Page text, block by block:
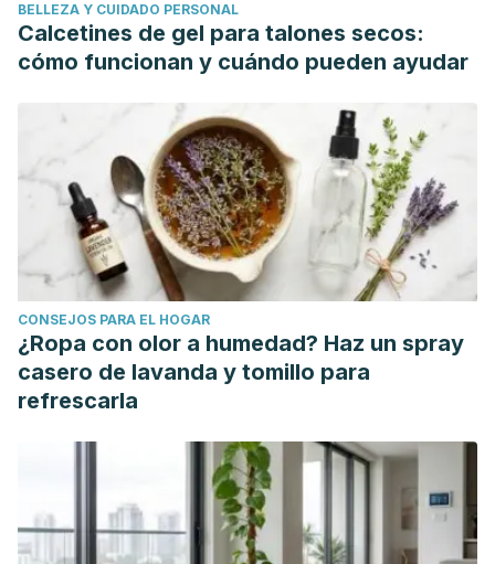
BELLEZA Y CUIDADO PERSONAL
Calcetines de gel para talones secos:
cómo funcionan y cuándo pueden ayudar
CONSEJOS PARA EL HOGAR
¿Ropa con olor a humedad? Haz un spray
casero de lavanda y tomillo para
refrescarla